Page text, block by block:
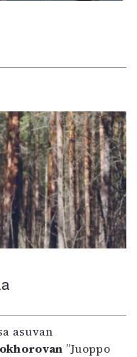
asuvan
”Juoppo